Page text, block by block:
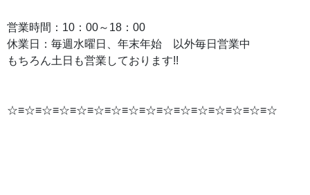
営業時間：10：00～18：00
休業日：毎週水曜日、年末年始 以外毎日営業中
もちろん土日も営業しております!!
☆≡☆≡☆≡☆≡☆≡☆≡☆≡☆≡☆≡☆≡☆≡☆≡☆≡☆≡☆≡☆